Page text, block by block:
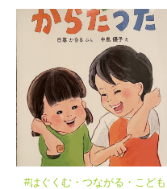
#はぐくむ・つながる・こども